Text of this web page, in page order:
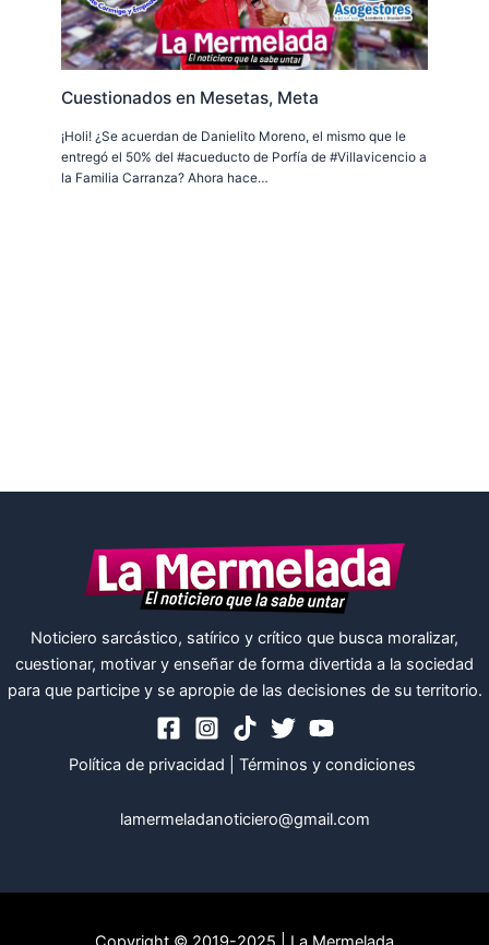
Cuestionados en Mesetas, Meta
¡Holi! ¿Se acuerdan de Danielito Moreno, el mismo que le
entregó el 50% del #acueducto de Porfía de #Villavicencio a
la Familia Carranza? Ahora hace…
Noticiero sarcástico, satírico y crítico que busca moralizar,
cuestionar, motivar y enseñar de forma divertida a la sociedad
para que participe y se apropie de las decisiones de su territorio.
Política de privacidad Términos y condiciones
lamermeladanoticiero@gmail.com